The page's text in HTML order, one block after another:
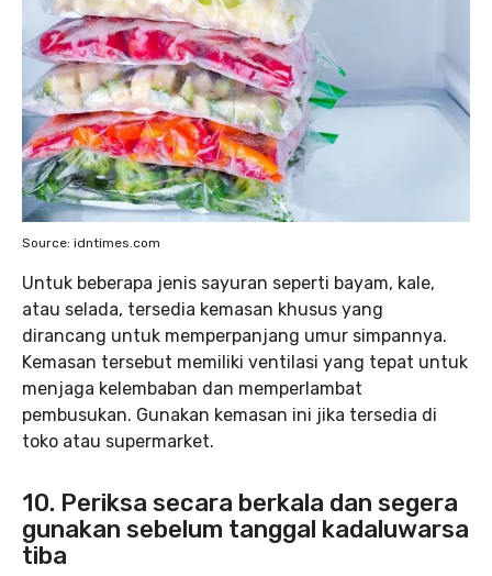
Source: idntimes.com
Untuk beberapa jenis sayuran seperti bayam, kale,
atau selada, tersedia kemasan khusus yang
dirancang untuk memperpanjang umur simpannya.
Kemasan tersebut memiliki ventilasi yang tepat untuk
menjaga kelembaban dan memperlambat
pembusukan. Gunakan kemasan ini jika tersedia di
toko atau supermarket.
10. Periksa secara berkala dan segera
gunakan sebelum tanggal kadaluwarsa
tiba